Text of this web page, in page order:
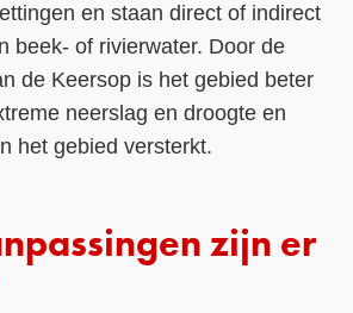
en staan direct of indirect
beek- of rivierwater. Door de
de Keersop is het gebied beter
neerslag en droogte en
het gebied versterkt.
zijn er